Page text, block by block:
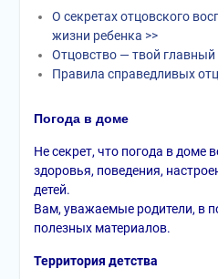
О секретах отцовского
жизни ребенка >>
Отцовство — твой
Правила справедливых
Погода в доме
Не секрет, что погода в доме
здоровья, поведения,
детей.
Вам, уважаемые родители, в
полезных материалов.
Территория детства